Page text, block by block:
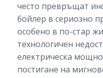
често превръщат
бойлер в сериозно
особено в по-стар
технологичен
електрическа
постигане на